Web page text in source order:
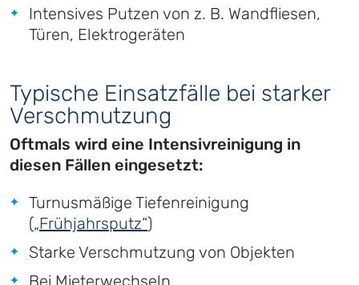
Intensives Putzen von z. B. Wandfliesen,
Türen, Elektrogeräten
Typische Einsatzfälle bei starker
Verschmutzung
Oftmals wird eine Intensivreinigung in
diesen Fällen eingesetzt:
Turnusmäßige Tiefenreinigung
(„Frühjahrsputz“)
Starke Verschmutzung von Objekten
Bei Mieterwechseln